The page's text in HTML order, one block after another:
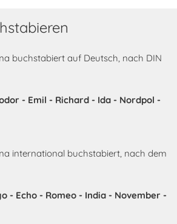
buchstabiert auf Deutsch, nach DIN
- Emil - Richard - Ida - Nordpol -
international buchstabiert, nach dem
- Echo - Romeo - India - November -